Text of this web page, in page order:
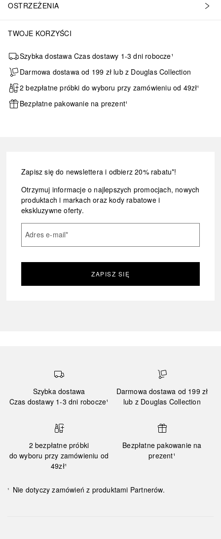
OSTRZEŻENIA
TWOJE KORZYŚCI
Szybka dostawa Czas dostawy 1-3 dni robocze¹
Darmowa dostawa od 199 zł lub z Douglas Collection
2 bezpłatne próbki do wyboru przy zamówieniu od 49zł¹
Bezpłatne pakowanie na prezent¹
Zapisz się do newslettera i odbierz 20% rabatu*!
Otrzymuj informacje o najlepszych promocjach, nowych
produktach i markach oraz kody rabatowe i
ekskluzywne oferty.
Adres e-mail*
ZAPISZ SIĘ
Szybka dostawa
Czas dostawy 1-3 dni robocze¹
Darmowa dostawa od 199 zł
lub z Douglas Collection
2 bezpłatne próbki
do wyboru przy zamówieniu od
49zł¹
Bezpłatne pakowanie na
prezent¹
¹ Nie dotyczy zamówień z produktami Partnerów.